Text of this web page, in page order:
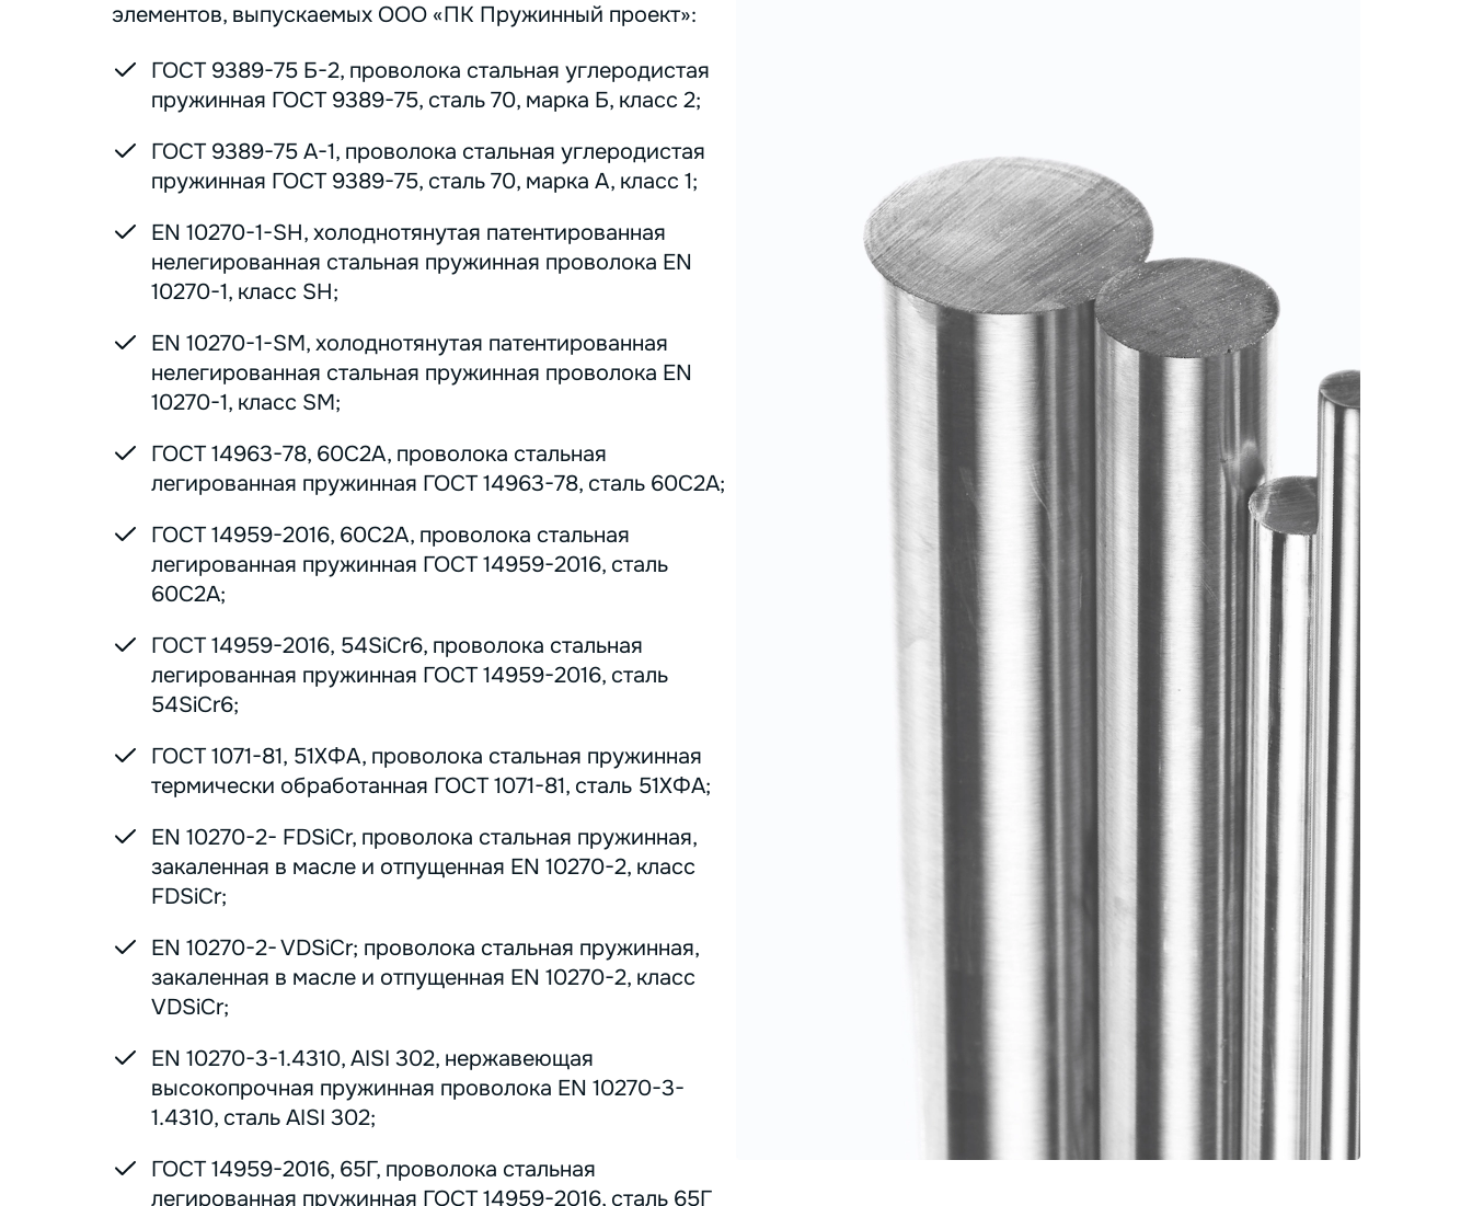
элементов, выпускаемых ООО «ПК Пружинный проект»:
ГОСТ 9389-75 Б-2, проволока стальная углеродистая
пружинная ГОСТ 9389-75, сталь 70, марка Б, класс 2;
ГОСТ 9389-75 А-1, проволока стальная углеродистая
пружинная ГОСТ 9389-75, сталь 70, марка А, класс 1;
EN 10270-1-SH, холоднотянутая патентированная
нелегированная стальная пружинная проволока EN
10270-1, класс SH;
EN 10270-1-SM, холоднотянутая патентированная
нелегированная стальная пружинная проволока EN
10270-1, класс SM;
ГОСТ 14963-78, 60С2А, проволока стальная
легированная пружинная ГОСТ 14963-78, сталь 60С2А;
ГОСТ 14959-2016, 60С2А, проволока стальная
легированная пружинная ГОСТ 14959-2016, сталь
60С2А;
ГОСТ 14959-2016, 54SiCr6, проволока стальная
легированная пружинная ГОСТ 14959-2016, сталь
54SiCr6;
ГОСТ 1071-81, 51ХФА, проволока стальная пружинная
термически обработанная ГОСТ 1071-81, сталь 51ХФА;
EN 10270-2- FDSiCr, проволока стальная пружинная,
закаленная в масле и отпущенная EN 10270-2, класс
FDSiCr;
EN 10270-2- VDSiCr; проволока стальная пружинная,
закаленная в масле и отпущенная EN 10270-2, класс
VDSiCr;
EN 10270-3-1.4310, AISI 302, нержавеющая
высокопрочная пружинная проволока EN 10270-3-
1.4310, сталь AISI 302;
ГОСТ 14959-2016, 65Г, проволока стальная
легированная пружинная ГОСТ 14959-2016, сталь 65Г